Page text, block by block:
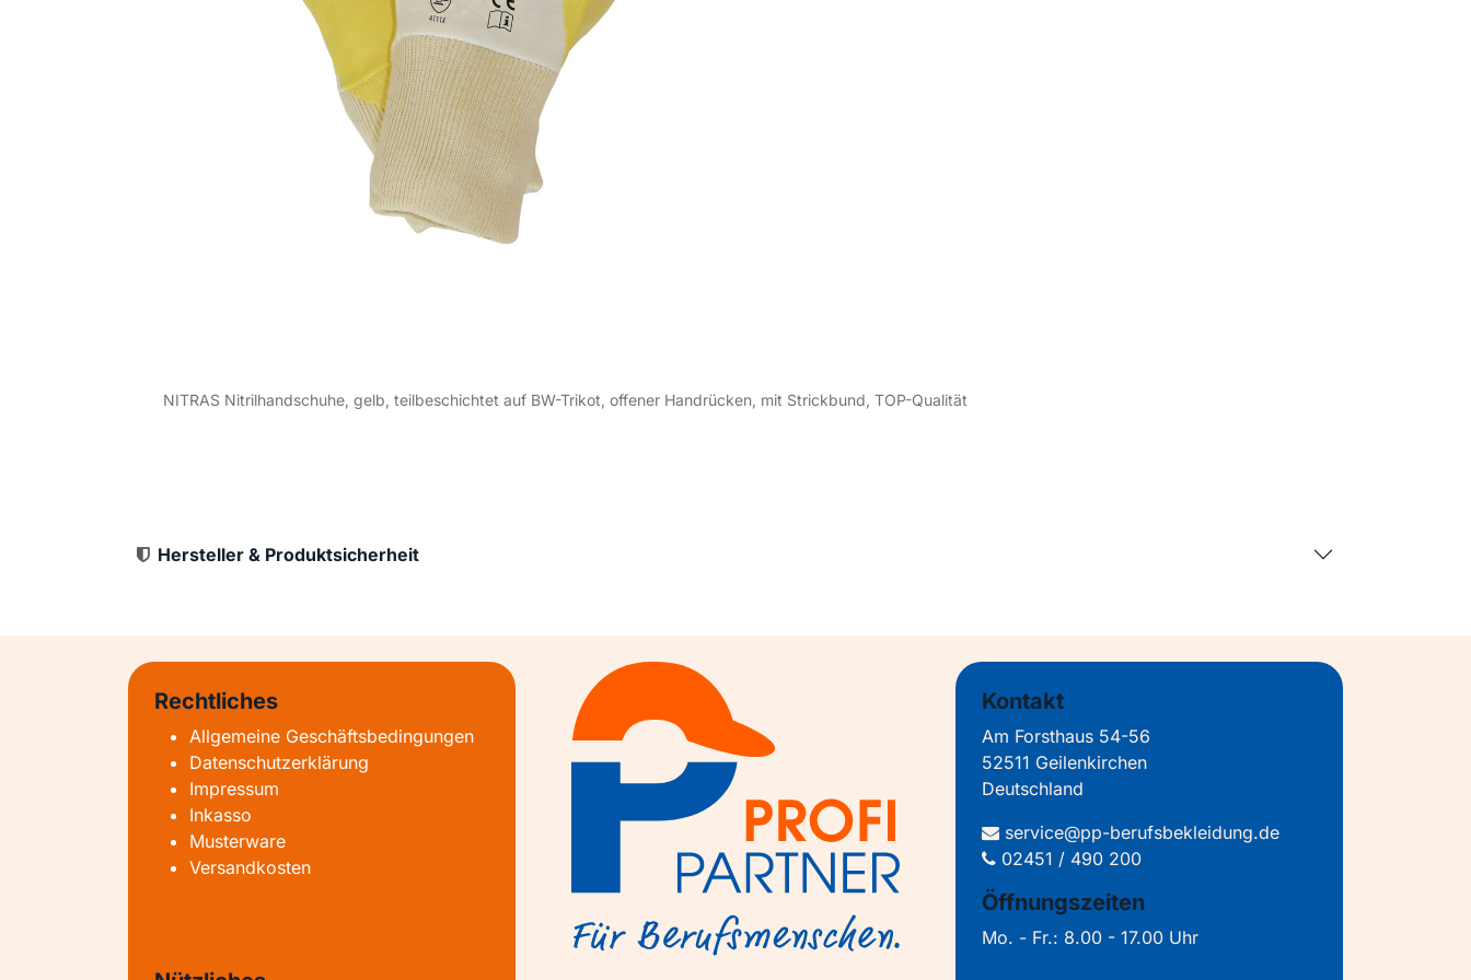
NITRAS Nitrilhandschuhe, gelb, teilbeschichtet auf BW-Trikot, offener Handrücken, mit Strickbund, TOP-Qualität
Hersteller & Produktsicherheit
Rechtliches
Allgemeine Geschäftsbedingungen
Datenschutzerklärung
Impressum
Inkasso
Musterware
Versandkosten
Kontakt
Am Forsthaus 54-56
52511 Geilenkirchen
Deutschland
service@pp-berufsbekleidung.de
02451 / 490 200
Öffnungszeiten
Mo. - Fr.: 8.00 - 17.00 Uhr